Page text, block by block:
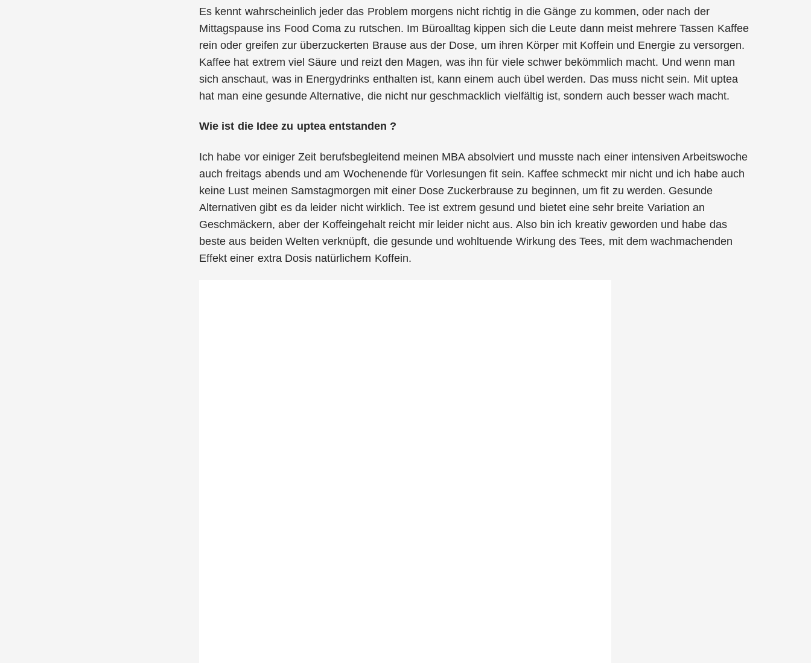
Es kennt wahrscheinlich jeder das Problem morgens nicht richtig in die Gänge zu kommen, oder nach der
Mittagspause ins Food Coma zu rutschen. Im Büroalltag kippen sich die Leute dann meist mehrere Tassen Kaffee
rein oder greifen zur überzuckerten Brause aus der Dose, um ihren Körper mit Koffein und Energie zu versorgen.
Kaffee hat extrem viel Säure und reizt den Magen, was ihn für viele schwer bekömmlich macht. Und wenn man
sich anschaut, was in Energydrinks enthalten ist, kann einem auch übel werden. Das muss nicht sein. Mit uptea
hat man eine gesunde Alternative, die nicht nur geschmacklich vielfältig ist, sondern auch besser wach macht.
Wie ist die Idee zu upteaentstanden ?
Ich habe vor einiger Zeit berufsbegleitend meinen MBA absolviert und musste nach einer intensiven Arbeitswoche
auch freitags abends und am Wochenende für Vorlesungen fit sein. Kaffee schmeckt mir nicht und ich habe auch
keine Lust meinen Samstagmorgen mit einer Dose Zuckerbrause zu beginnen, um fit zu werden. Gesunde
Alternativen gibt es da leider nicht wirklich. Tee ist extrem gesund und bietet eine sehr breite Variation an
Geschmäckern, aber der Koffeingehalt reicht mir leider nicht aus. Also bin ich kreativ geworden und habe das
beste aus beiden Welten verknüpft, die gesunde und wohltuende Wirkung des Tees, mit dem wachmachenden
Effekt einer extra Dosis natürlichem Koffein.